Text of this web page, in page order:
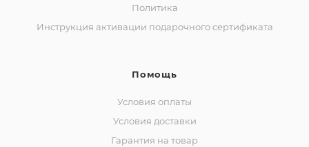
Политика
Инструкция активации подарочного сертификата
Помощь
Условия оплаты
Условия доставки
Гарантия на товар